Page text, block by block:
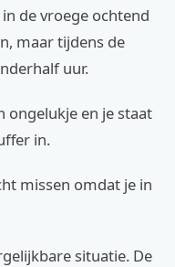
de vroege ochtend
maar tijdens de
uur.
ongelukje en je staat
in.
missen omdat je in
situatie. De